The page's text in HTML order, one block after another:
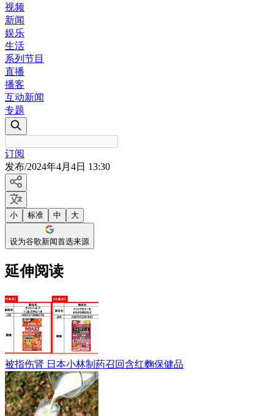
视频
新闻
娱乐
生活
系列节目
直播
播客
互动新闻
专题
订阅
发布/2024年4月4日 13:30
小 标准 中 大
设为谷歌新闻首选来源
延伸阅读
被指伤肾 日本小林制药召回含红麴保健品